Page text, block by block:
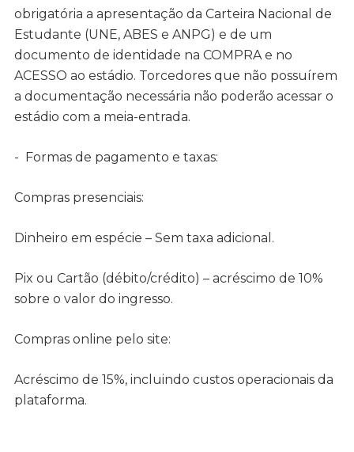
obrigatória a apresentação da Carteira Nacional de
Estudante (UNE, ABES e ANPG) e de um
documento de identidade na COMPRA e no
ACESSO ao estádio. Torcedores que não possuírem
a documentação necessária não poderão acessar o
estádio com a meia-entrada.
- Formas de pagamento e taxas:
Compras presenciais:
Dinheiro em espécie – Sem taxa adicional.
Pix ou Cartão (débito/crédito) – acréscimo de 10%
sobre o valor do ingresso.
Compras online pelo site:
Acréscimo de 15%, incluindo custos operacionais da
plataforma.